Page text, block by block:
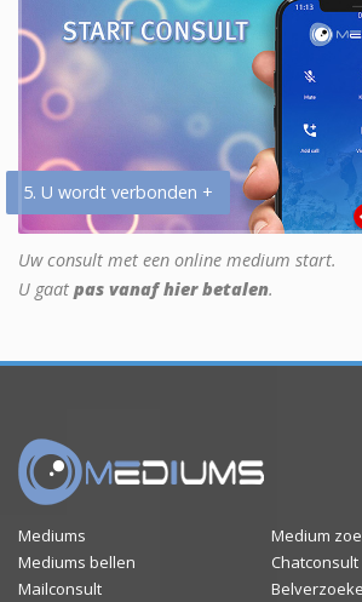
5. U wordt verbonden +
Uw consult met een online medium start.
U gaat pas vanaf hier betalen.
Mediums
Medium
Mediums bellen
Chatconsult
Mailconsult